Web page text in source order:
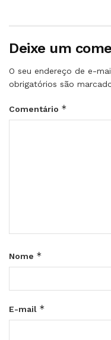
Deixe um
O seu endereço de e-
obrigatórios são
Comentário *
Nome *
E-mail *